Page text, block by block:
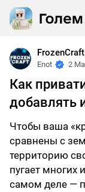
Enot
2
Как
добавлять
Чтобы ваша
сравнены с
территорию
пугает многих
самом деле —